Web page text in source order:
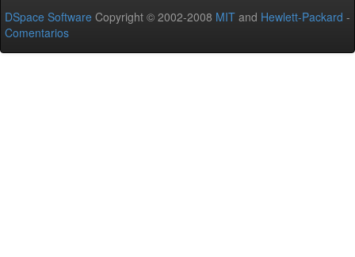
DSpace Software Copyright © 2002-2008 MIT and Hewlett-Packard -
Comentarios